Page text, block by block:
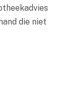
die niet